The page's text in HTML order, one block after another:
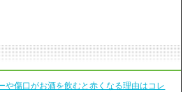
や傷口がお酒を飲むと赤くなる理由はコレ